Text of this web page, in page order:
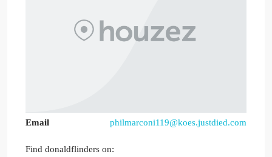
Email philmarconi119@koes.justdied.com
Find donaldflinders on: